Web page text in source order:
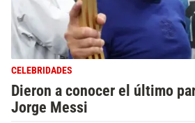
CELEBRIDADES
Dieron a conocer el último
Jorge Messi